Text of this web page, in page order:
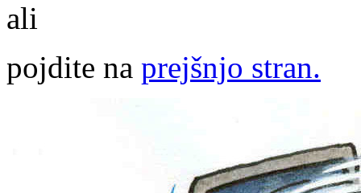
ali
pojdite na prejšnjo stran.